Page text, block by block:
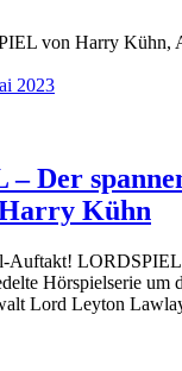
2023
– Der
Kühn
Auftakt!
Hörspielserie um
Lord Leyton